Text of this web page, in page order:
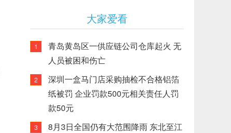
大家爱看
1
青岛黄岛区一供应链公司仓库起火 无
人员被困和伤亡
2
深圳一盒马门店采购抽检不合格铝箔
纸被罚 企业罚款500元相关责任人罚
款50元
3
8月3日全国仍有大范围降雨 东北至江